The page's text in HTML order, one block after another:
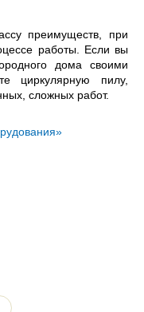
преимуществ, при
работы. Если вы
дома своими
циркулярную пилу,
сложных работ.